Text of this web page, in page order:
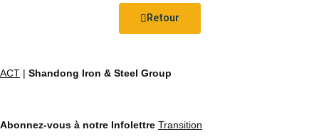
Retour
ACT | Shandong Iron & Steel Group
Abonnez-vous à notre Infolettre Transition